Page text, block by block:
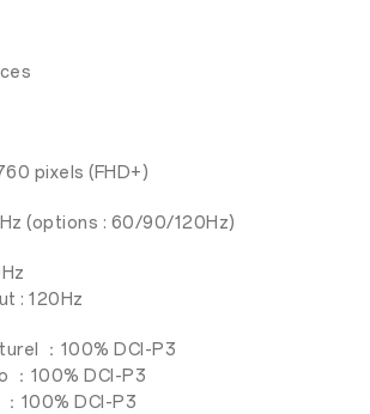
pixels (FHD+)
(options : 60/90/120Hz)
: 120Hz
：100% DCI-P3
：100% DCI-P3
100% DCI-P3